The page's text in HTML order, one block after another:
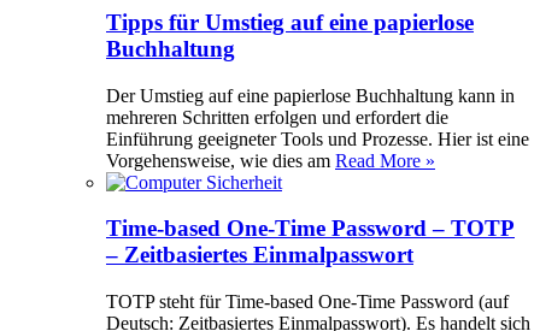
Tipps für Umstieg auf eine papierlose
Buchhaltung
Der Umstieg auf eine papierlose Buchhaltung kann in
mehreren Schritten erfolgen und erfordert die
Einführung geeigneter Tools und Prozesse. Hier ist eine
Vorgehensweise, wie dies am Read More »
Time-based One-Time Password – TOTP
– Zeitbasiertes Einmalpasswort
TOTP steht für Time-based One-Time Password (auf
Deutsch: Zeitbasiertes Einmalpasswort). Es handelt sich